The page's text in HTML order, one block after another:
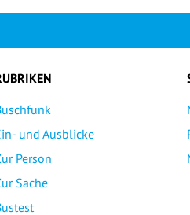
und Ausblicke
Person
Sache